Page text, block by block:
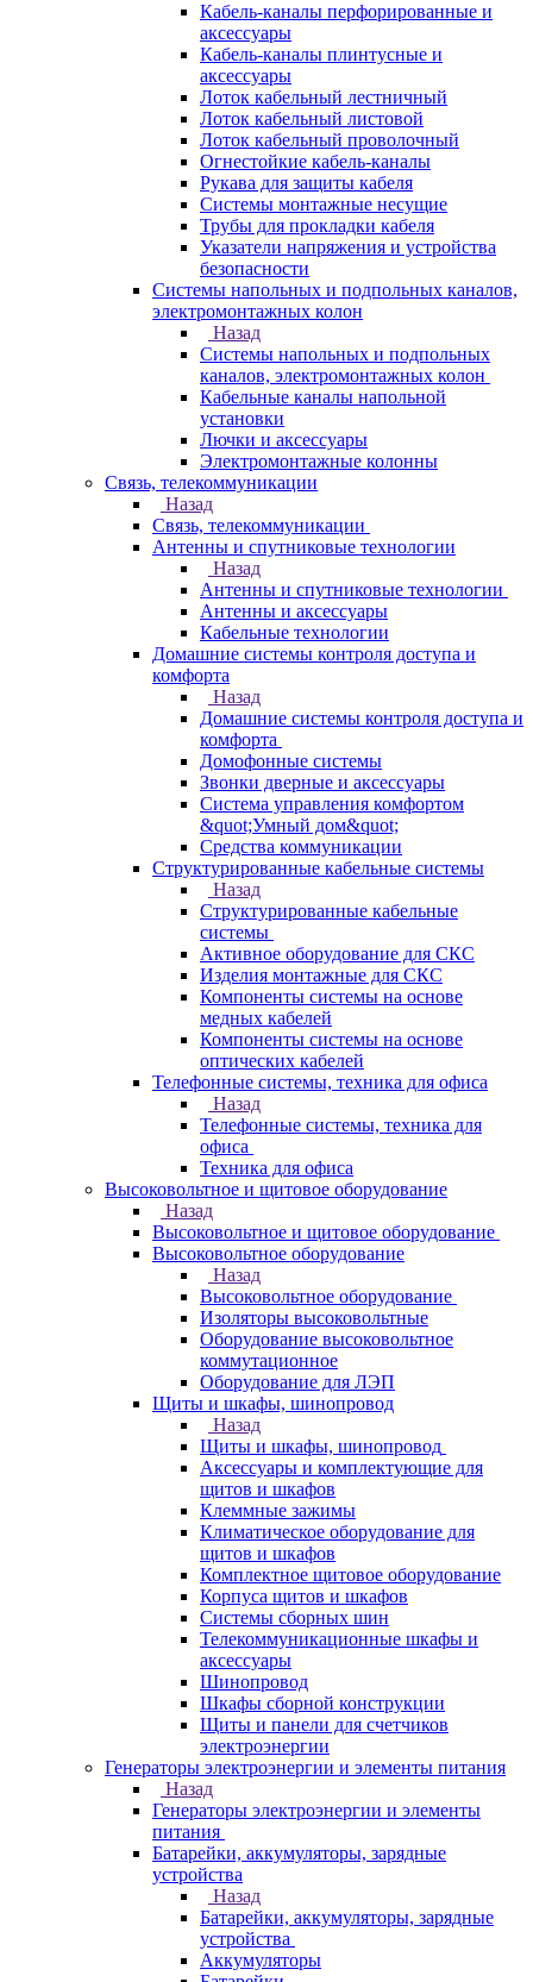
Кабель-каналы перфорированные и
аксессуары
Кабель-каналы плинтусные и
аксессуары
Лоток кабельный лестничный
Лоток кабельный листовой
Лоток кабельный проволочный
Огнестойкие кабель-каналы
Рукава для защиты кабеля
Системы монтажные несущие
Трубы для прокладки кабеля
Указатели напряжения и устройства
безопасности
Системы напольных и подпольных каналов,
электромонтажных колон
Назад
Системы напольных и подпольных
каналов, электромонтажных колон
Кабельные каналы напольной
установки
Лючки и аксессуары
Электромонтажные колонны
Связь, телекоммуникации
Назад
Связь, телекоммуникации
Антенны и спутниковые технологии
Назад
Антенны и спутниковые технологии
Антенны и аксессуары
Кабельные технологии
Домашние системы контроля доступа и
комфорта
Назад
Домашние системы контроля доступа и
комфорта
Домофонные системы
Звонки дверные и аксессуары
Система управления комфортом
&quot;Умный дом&quot;
Средства коммуникации
Структурированные кабельные системы
Назад
Структурированные кабельные
системы
Активное оборудование для СКС
Изделия монтажные для СКС
Компоненты системы на основе
медных кабелей
Компоненты системы на основе
оптических кабелей
Телефонные системы, техника для офиса
Назад
Телефонные системы, техника для
офиса
Техника для офиса
Высоковольтное и щитовое оборудование
Назад
Высоковольтное и щитовое оборудование
Высоковольтное оборудование
Назад
Высоковольтное оборудование
Изоляторы высоковольтные
Оборудование высоковольтное
коммутационное
Оборудование для ЛЭП
Щиты и шкафы, шинопровод
Назад
Щиты и шкафы, шинопровод
Аксессуары и комплектующие для
щитов и шкафов
Клеммные зажимы
Климатическое оборудование для
щитов и шкафов
Комплектное щитовое оборудование
Корпуса щитов и шкафов
Системы сборных шин
Телекоммуникационные шкафы и
аксессуары
Шинопровод
Шкафы сборной конструкции
Щиты и панели для счетчиков
электроэнергии
Генераторы электроэнергии и элементы питания
Назад
Генераторы электроэнергии и элементы
питания
Батарейки, аккумуляторы, зарядные
устройства
Назад
Батарейки, аккумуляторы, зарядные
устройства
Аккумуляторы